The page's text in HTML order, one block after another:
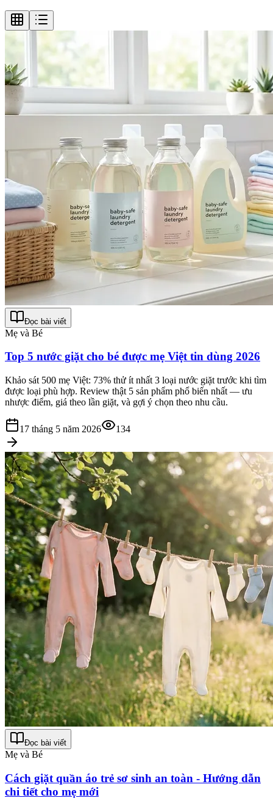
Đọc bài viết
Mẹ và Bé
Top 5 nước giặt cho bé được mẹ Việt tin dùng 2026
Khảo sát 500 mẹ Việt: 73% thử ít nhất 3 loại nước giặt trước khi tìm
được loại phù hợp. Review thật 5 sản phẩm phổ biến nhất — ưu
nhược điểm, giá theo lần giặt, và gợi ý chọn theo nhu cầu.
17 tháng 5 năm 2026 134
Đọc bài viết
Mẹ và Bé
Cách giặt quần áo trẻ sơ sinh an toàn - Hướng dẫn
chi tiết cho mẹ mới